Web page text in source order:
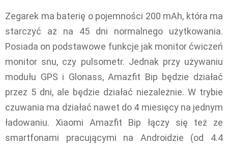
Zegarek ma baterię o pojemności 200 mAh, która ma
starczyć aż na 45 dni normalnego użytkowania.
Posiada on podstawowe funkcje jak monitor ćwiczeń
monitor snu, czy pulsometr. Jednak przy używaniu
modułu GPS i Glonass, Amazfit Bip będzie działać
przez 5 dni, ale będzie działać niezależnie. W trybie
czuwania ma działać nawet do 4 miesięcy na jednym
ładowaniu. Xiaomi Amazfit Bip łączy się też ze
smartfonami pracującymi na Androidzie (od 4.4